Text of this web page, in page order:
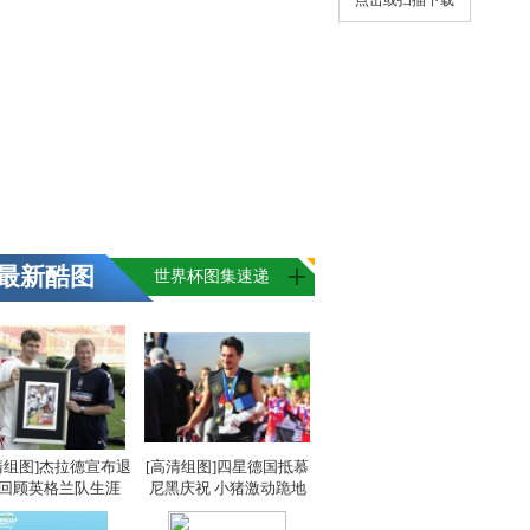
新酷图 世界杯图集速递
图]杰拉德宣布退
顾英格兰队生涯
[高清组图]四星德国抵慕
尼黑庆祝 小猪激动跪地